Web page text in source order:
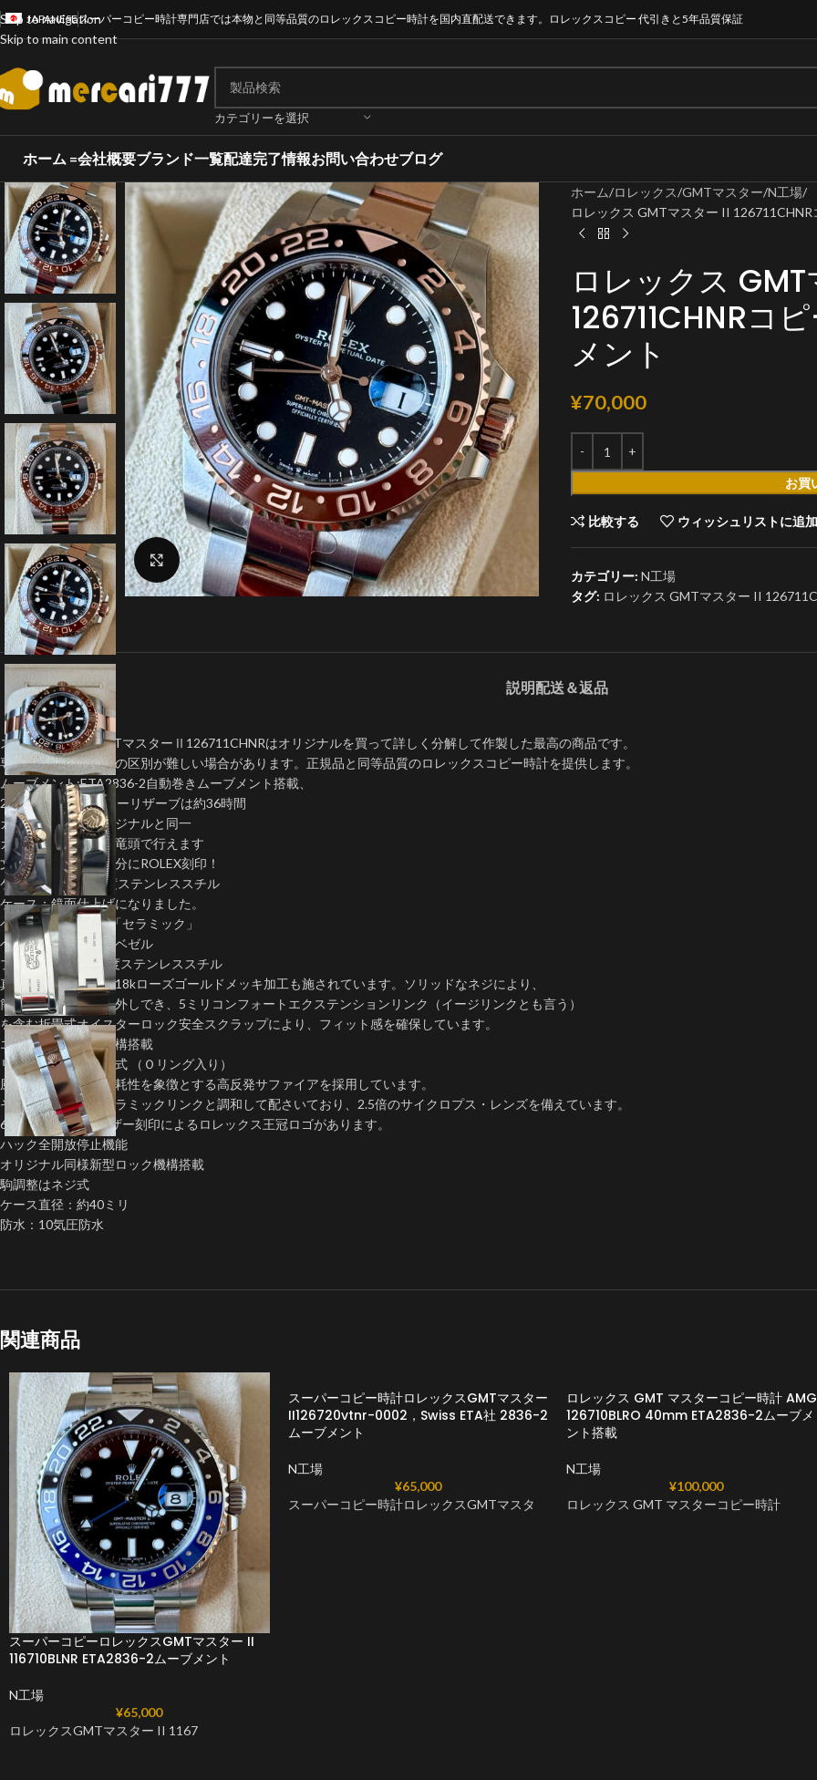
Skip to navigation
Skip to main content
JAPANESEスーパーコピー時計専門店では本物と同等品質のロレックスコピー時計を国内直配送できます。ロレックスコピー 代引きと5年品質保証
カテゴリーを選択
ホーム =会社概要ブランド一覧配達完了情報お問い合わせブログ
クリックで拡大
ホーム ロレックス GMTマスター N工場
ロレックス GMTマスター II
ロレックス
126711CHNRコ
メント
¥70,000
お買
比較する ウィッシュリストに追
カテゴリー: N工場
タグ: ロレックス GMTマスター II
説明配送＆返品
スーパーコピー GMTマスターⅡ126711CHNRはオリジナルを買って詳しく分解して作製した最高の商品です。
専門家でさえも真贋の区別が難しい場合があります。正規品と同等品質のロレックスコピー時計を提供します。
ムーブメント:ETA2836-2自動巻きムーブメント搭載、
28,800VPH振動パワーリザーブは約36時間
カレンダ拡大率オリジナルと同一
カレンダー早送りは竜頭で行えます
文字盤外周ケース部分にROLEX刻印！
ケース：904L高強度ステンレススチル
ケース：鏡面仕上げになりました。
ベゼル：100%本物「セラミック」
ベゼル：双方向回転ベゼル
ブレス： 904L高強度ステンレススチル
真ん中のリンクには18kローズゴールドメッキ加工も施されています。ソリッドなネジにより、
簡単にリンクを取り外しでき、5ミリコンフォートエクステンションリンク（イージリンクとも言う）
を含む折畳式オイスターロック安全スクラップにより、フィット感を確保しています。
エクステンション機構搭載
リューズ：ネジコミ式 （Ｏリング入り）
風防：耐傷性と耐摩耗性を象徴とする高反発サファイアを採用しています。
その高さは精密にセラミックリンクと調和して配さいており、2.5倍のサイクロプス・レンズを備えています。
6時のところにはレザー刻印によるロレックス王冠ロゴがあります。
ハック全開放停止機能
オリジナル同様新型ロック機構搭載
駒調整はネジ式
ケース直径：約40ミリ
防水：10気圧防水
関連商品
スーパーコピーロレックスGMTマスター II
116710BLNR ETA2836-2ムーブメント
N工場
¥65,000
ロレックスGMTマスター II 1167
スーパーコピー時計ロレックスGMTマスター
II126720vtnr-0002，Swiss ETA社 2836-2
ムーブメント
N工場
¥65,000
スーパーコピー時計ロレックスGMTマスタ
ロレックス GMT マスターコピー時計 AMG
126710BLRO 40mm ETA2836-2ムーブメ
ント搭載
N工場
¥100,000
ロレックス GMT マスターコピー時計